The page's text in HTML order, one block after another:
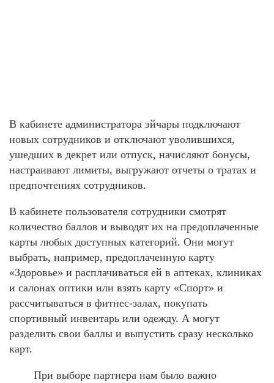
В кабинете администратора эйчары подключают
новых сотрудников и отключают уволившихся,
ушедших в декрет или отпуск, начисляют бонусы,
настраивают лимиты, выгружают отчеты о тратах и
предпочтениях сотрудников.
В кабинете пользователя сотрудники смотрят
количество баллов и выводят их на предоплаченные
карты любых доступных категорий. Они могут
выбрать, например, предоплаченную карту
«Здоровье» и расплачиваться ей в аптеках, клиниках
и салонах оптики или взять карту «Спорт» и
рассчитываться в фитнес-залах, покупать
спортивный инвентарь или одежду. А могут
разделить свои баллы и выпустить сразу несколько
карт.
При выборе партнера нам было важно